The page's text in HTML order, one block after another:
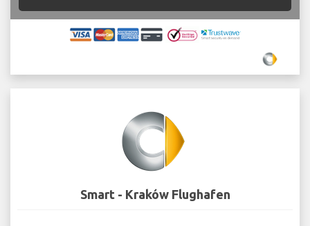
Smart - Kraków Flughafen